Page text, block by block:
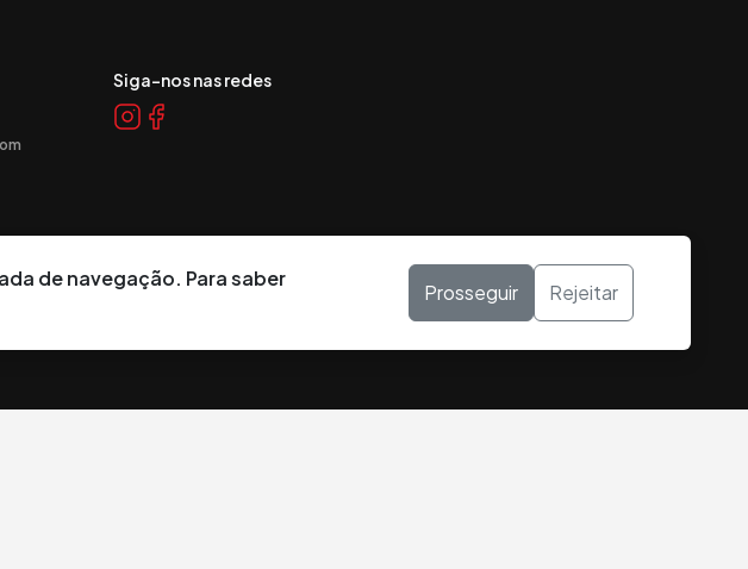
Siga-nos nas redes
de navegação. Para saber
Prosseguir Rejeitar